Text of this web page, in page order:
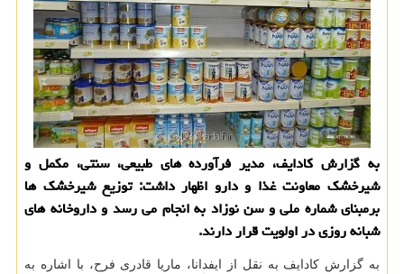
به گزارش کادایف، مدیر فرآورده های طبیعی، سنتی، مکمل و
شیرخشک معاونت غذا و دارو اظهار داشت: توزیع شیرخشک ها
برمبنای شماره ملی و سن نوزاد به انجام می رسد و داروخانه های
شبانه روزی در اولویت قرار دارند.
به گزارش کادایف به نقل از ایفدانا، ماریا قادری فرح، با اشاره به